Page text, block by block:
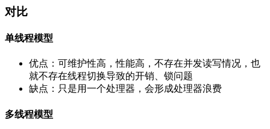
对比
单线程模型
优点：可维护性高，性能高，不存在并发读写情况，也
就不存在线程切换导致的开销、锁问题
缺点：只是用一个处理器，会形成处理器浪费
多线程模型